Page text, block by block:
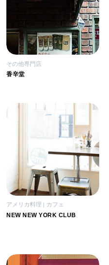
その他専門店
香辛堂
アメリカ料理 カフェ
NEW NEW YORK CLUB